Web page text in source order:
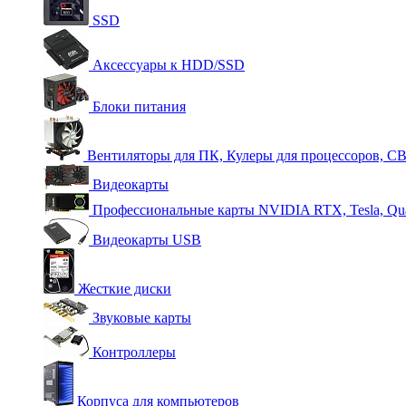
SSD
Аксессуары к HDD/SSD
Блоки питания
Вентиляторы для ПК, Кулеры для процессоров,
Видеокарты
Профессиональные карты NVIDIA RTX, Tesla,
Видеокарты USB
Жесткие диски
Звуковые карты
Контроллеры
Корпуса для компьютеров